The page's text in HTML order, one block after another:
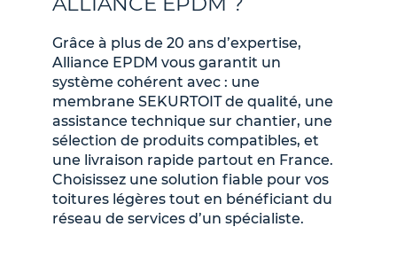
Grâce à plus de 20 ans d’expertise,
Alliance EPDM vous garantit un
système cohérent avec : une
membrane SEKURTOIT de qualité, une
assistance technique sur chantier, une
sélection de produits compatibles, et
une livraison rapide partout en France.
Choisissez une solution fiable pour vos
toitures légères tout en bénéficiant du
réseau de services d’un spécialiste.